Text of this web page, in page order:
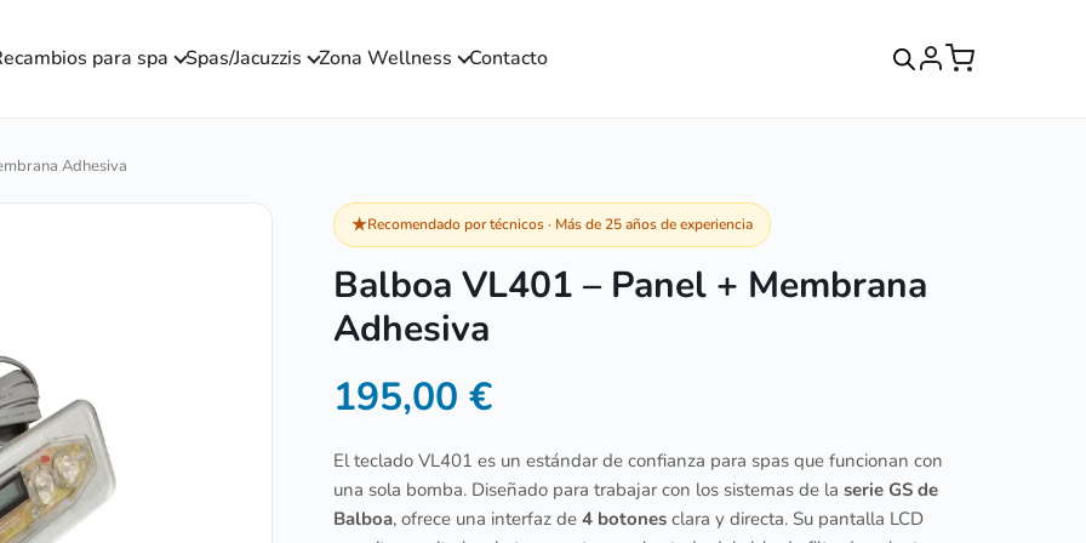
para spa Spas/Jacuzzis Zona Wellness Contacto
Adhesiva
★Recomendado por técnicos · Más de 25 años de experiencia
Balboa VL401 – Panel + Membrana
Adhesiva
195,00€
El teclado VL401 es un estándar de confianza para spas que funcionan con
una sola bomba. Diseñado para trabajar con los sistemas de laserie GS de
Balboa, ofrece una interfaz de4 botones clara y directa. Su pantalla LCD